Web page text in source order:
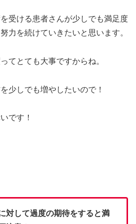
受ける患者さんが少しでも満足度
力を続けていきたいと思います。
てとても大事ですからね。
少しでも増やしたいので！
です！
対して過度の期待をすると満